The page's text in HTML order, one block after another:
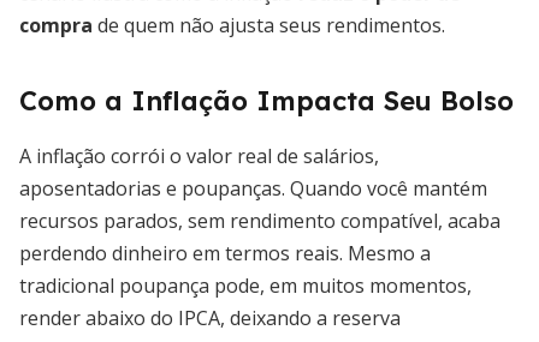
compra de quem não ajusta seus rendimentos.
Como a Inflação Impacta Seu Bolso
A inflação corrói o valor real de salários,
aposentadorias e poupanças. Quando você mantém
recursos parados, sem rendimento compatível, acaba
perdendo dinheiro em termos reais. Mesmo a
tradicional poupança pode, em muitos momentos,
render abaixo do IPCA, deixando a reserva